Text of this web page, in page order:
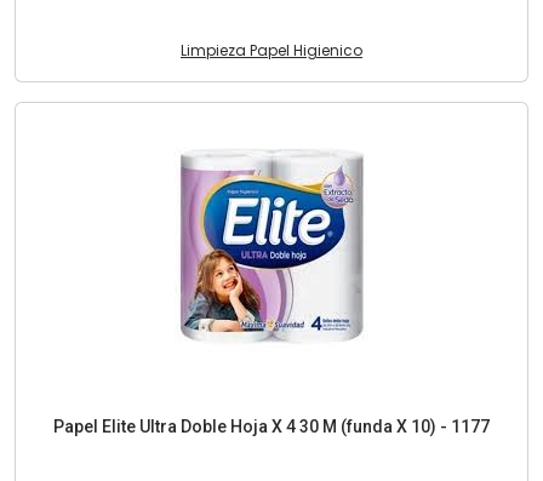
Limpieza Papel Higienico
Papel Elite Ultra Doble Hoja X 4 30 M (funda X 10) - 1177